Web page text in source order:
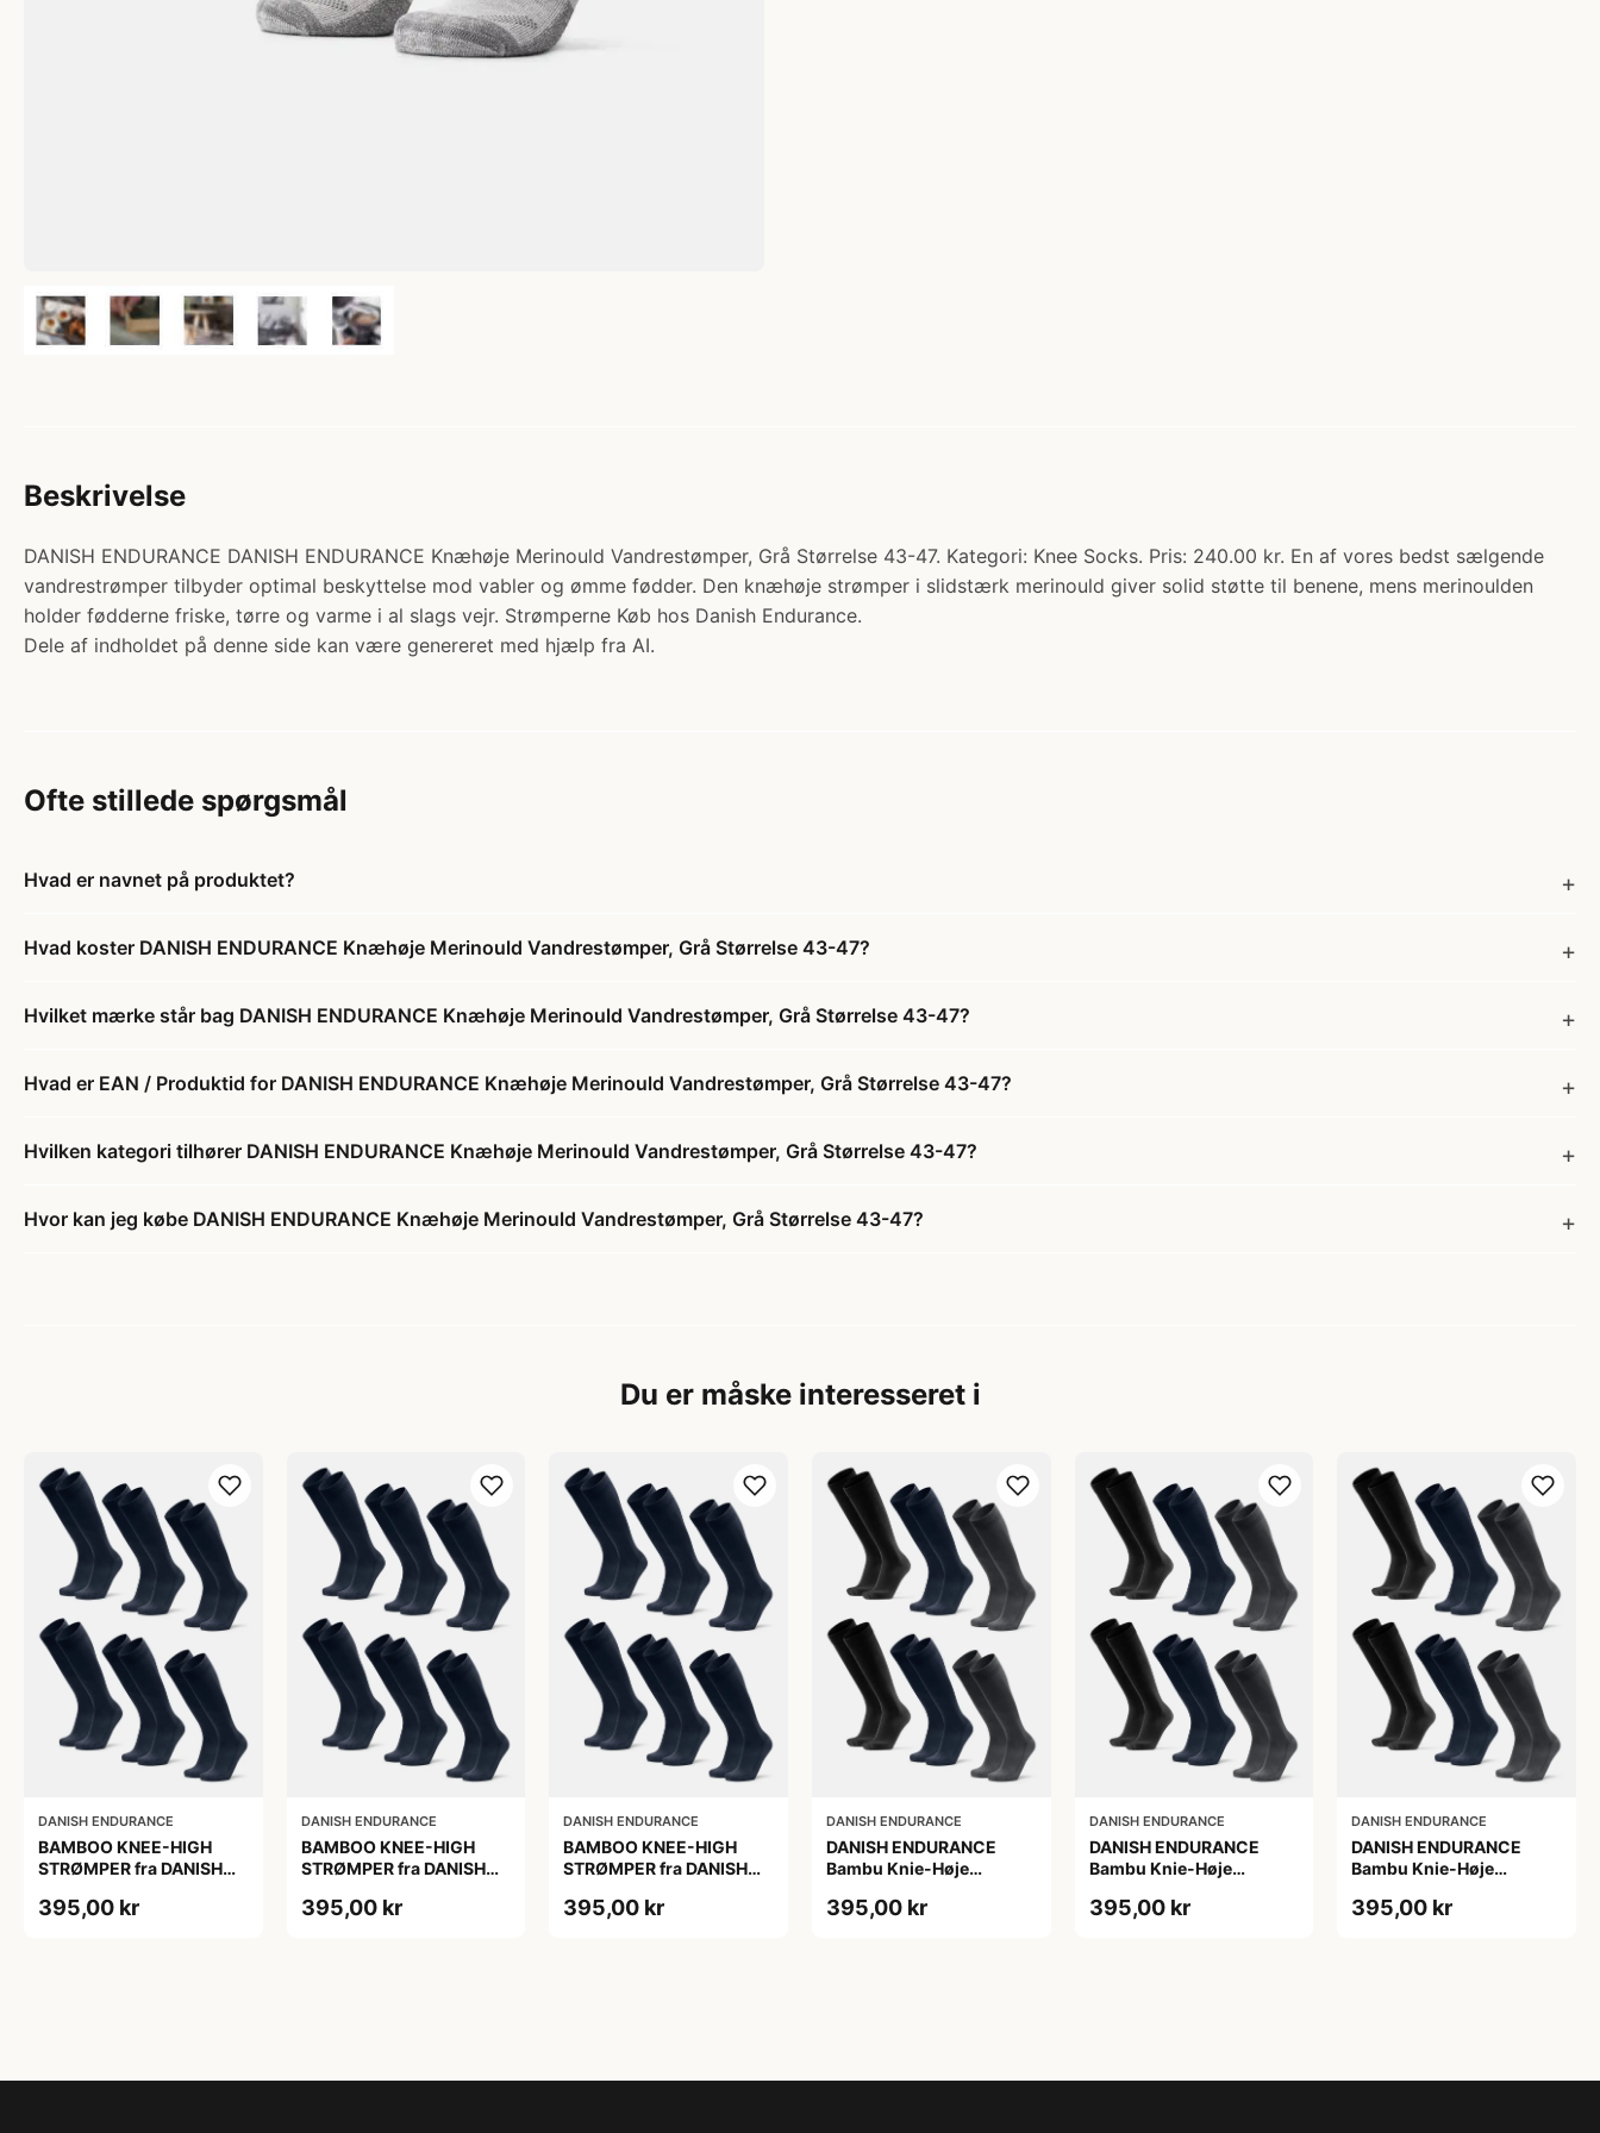
Beskrivelse
DANISH ENDURANCE DANISH ENDURANCE Knæhøje Merinould Vandrestømper, Grå Størrelse 43-47. Kategori: Knee Socks. Pris: 240.00 kr. En af vores bedst sælgende
vandrestrømper tilbyder optimal beskyttelse mod vabler og ømme fødder. Den knæhøje strømper i slidstærk merinould giver solid støtte til benene, mens merinoulden
holder fødderne friske, tørre og varme i al slags vejr. Strømperne Køb hos Danish Endurance.
Dele af indholdet på denne side kan være genereret med hjælp fra AI.
Ofte stillede spørgsmål
Hvad er navnet på produktet?
Hvad koster DANISH ENDURANCE Knæhøje Merinould Vandrestømper, Grå Størrelse 43-47?
Hvilket mærke står bag DANISH ENDURANCE Knæhøje Merinould Vandrestømper, Grå Størrelse 43-47?
Hvad er EAN / Produktid for DANISH ENDURANCE Knæhøje Merinould Vandrestømper, Grå Størrelse 43-47?
Hvilken kategori tilhører DANISH ENDURANCE Knæhøje Merinould Vandrestømper, Grå Størrelse 43-47?
Hvor kan jeg købe DANISH ENDURANCE Knæhøje Merinould Vandrestømper, Grå Størrelse 43-47?
Du er måske interesseret i
DANISH ENDURANCE
BAMBOO KNEE-HIGH
STRØMPER fra DANISH
6-Pak, Knæhøj, Bambus,
395,00 kr
DANISH ENDURANCE
BAMBOO KNEE-HIGH
STRØMPER fra DANISH
6-Pak, Knæhøj, Bambus,
395,00 kr
DANISH ENDURANCE
BAMBOO KNEE-HIGH
STRØMPER fra DANISH
6-Pak, Knæhøj, Bambus,
395,00 kr
DANISH ENDURANCE
DANISH ENDURANCE
Bambu Knie-Høje
Navy Blå, 6-Pak
395,00 kr
DANISH ENDURANCE
DANISH ENDURANCE
Bambu Knie-Høje
Navy Blå, 6-Pak
395,00 kr
DANISH ENDURANCE
DANISH ENDURANCE
Bambu Knie-Høje
Navy Blå, 6-Pak
395,00 kr